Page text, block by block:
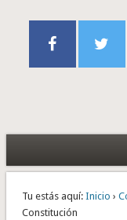
Tu estás aquí: Inicio ›
Constitución